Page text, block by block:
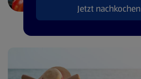
Jetzt nachkochen